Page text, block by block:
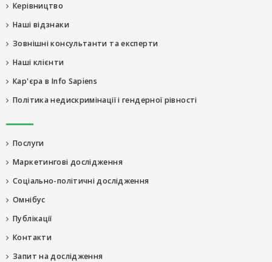
Керівництво
Наші відзнаки
Зовнішні консультанти та експерти
Наші клієнти
Кар'єра в Info Sapiens
Політика недискримінації і гендерної рівності
Послуги
Маркетингові дослідження
Соціально-політичні дослідження
Омнібус
Публікації
Контакти
Запит на дослідження